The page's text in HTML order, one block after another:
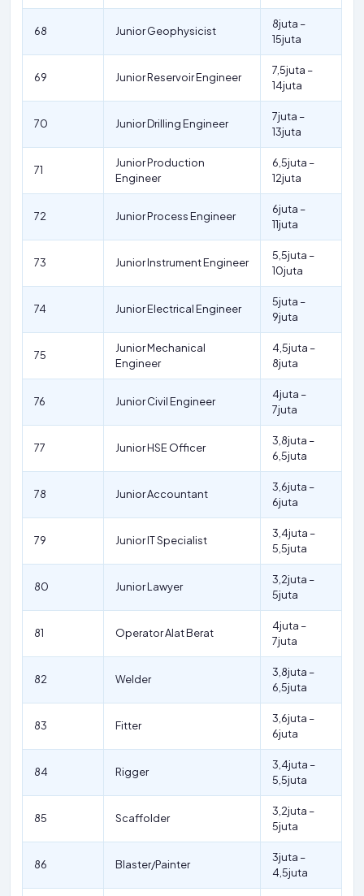
68 Junior Geophysicist
8juta –
15juta
69 Junior Reservoir Engineer
7,5juta –
14juta
70 Junior Drilling Engineer
7juta –
13juta
71
Junior Production
Engineer
6,5juta –
12juta
72 Junior Process Engineer
6juta –
11juta
73 Junior Instrument Engineer
5,5juta –
10juta
74 Junior Electrical Engineer
5juta –
9juta
75
Junior Mechanical
Engineer
4,5juta –
8juta
76 Junior Civil Engineer
4juta –
7juta
77 Junior HSE Officer
3,8juta –
6,5juta
78 Junior Accountant
3,6juta –
6juta
79 Junior IT Specialist
3,4juta –
5,5juta
80 Junior Lawyer
3,2juta –
5juta
81 Operator Alat Berat
4juta –
7juta
82 Welder
3,8juta –
6,5juta
83 Fitter
3,6juta –
6juta
84 Rigger
3,4juta –
5,5juta
85 Scaffolder
3,2juta –
5juta
86 Blaster/Painter
3juta –
4,5juta